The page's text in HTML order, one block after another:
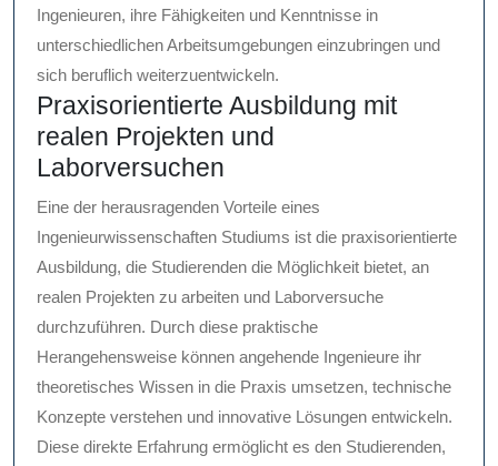
Ingenieuren, ihre Fähigkeiten und Kenntnisse in
unterschiedlichen Arbeitsumgebungen einzubringen und
sich beruflich weiterzuentwickeln.
Praxisorientierte Ausbildung mit
realen Projekten und
Laborversuchen
Eine der herausragenden Vorteile eines
Ingenieurwissenschaften Studiums ist die praxisorientierte
Ausbildung, die Studierenden die Möglichkeit bietet, an
realen Projekten zu arbeiten und Laborversuche
durchzuführen. Durch diese praktische
Herangehensweise können angehende Ingenieure ihr
theoretisches Wissen in die Praxis umsetzen, technische
Konzepte verstehen und innovative Lösungen entwickeln.
Diese direkte Erfahrung ermöglicht es den Studierenden,